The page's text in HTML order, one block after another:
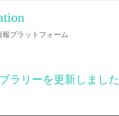
プラットフォーム
ラリーを更新しました